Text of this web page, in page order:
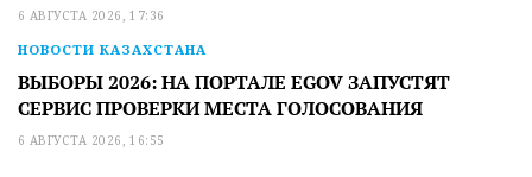
6 АВГУСТА 2026, 17:36
НОВОСТИ КАЗАХСТАНА
ВЫБОРЫ 2026: НА ПОРТАЛЕ EGOV ЗАПУСТЯТ
СЕРВИС ПРОВЕРКИ МЕСТА ГОЛОСОВАНИЯ
6 АВГУСТА 2026, 16:55